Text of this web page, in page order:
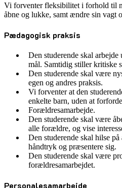
Vi forventer fleksibilitet i forhold til
åbne og lukke, samt ændre sin vagt
Pædagogisk praksis
Den studerende skal
mål. Samtidig stiller kritiske
Den studerende skal være
egen og andres praksis.
Vi forventer at den
enkelte barn, uden at
Forældresamarbejde.
Den studerende skal være
alle forældre, og vise
Den studerende skal hilse
håndtryk og præsentere sig.
Den studerende skal være
forældresamarbejdet.
Personalesamarbejde